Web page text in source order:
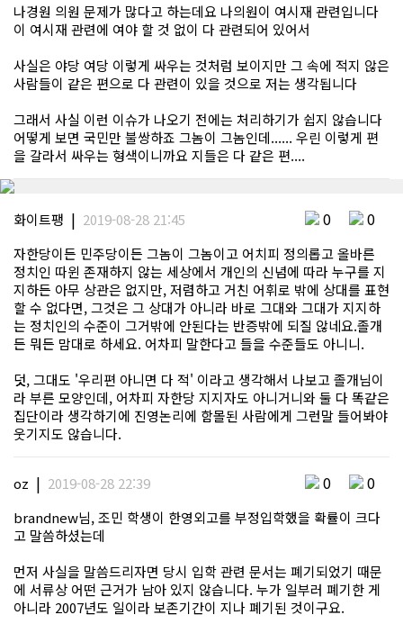
나경원 의원 문제가 많다고 하는데요 나의원이 여시재 관련입니다
이 여시재 관련에 여야 할 것 없이 다 관련되어 있어서
사실은 야당 여당 이렇게 싸우는 것처럼 보이지만 그 속에 적지 않은
사람들이 같은 편으로 다 관련이 있을 것으로 저는 생각됩니다
그래서 사실 이런 이슈가 나오기 전에는 처리하기가 쉽지 않습니다
어떻게 보면 국민만 불쌍하죠 그놈이 그놈인데...... 우린 이렇게 편
을 갈라서 싸우는 형색이니까요 지들은 다 같은 편....
화이트팽 | 2019-08-28 21:45 0 0
자한당이든 민주당이든 그놈이 그놈이고 어치피 정의롭고 올바른
정치인 따윈 존재하지 않는 세상에서 개인의 신념에 따라 누구를 지
지하든 아무 상관은 없지만, 저렴하고 거친 어휘로 밖에 상대를 표현
할 수 없다면, 그것은 그 상대가 아니라 바로 그대와 그대가 지지하
는 정치인의 수준이 그거밖에 안된다는 반증밖에 되질 않네요.졸개
든 뭐든 맘대로 하세요. 어차피 말한다고 들을 수준들도 아니니.
덧, 그대도 '우리편 아니면 다 적' 이라고 생각해서 나보고 졸개님이
라 부른 모양인데, 어차피 자한당 지지자도 아니거니와 둘 다 똑같은
집단이라 생각하기에 진영논리에 함몰된 사람에게 그런말 들어봐야
웃기지도 않습니다.
oz | 2019-08-28 22:39 0 0
brandnew님, 조민 학생이 한영외고를 부정입학했을 확률이 크다
고 말씀하셨는데
먼저 사실을 말씀드리자면 당시 입학 관련 문서는 폐기되었기 때문
에 서류상 어떤 근거가 남아 있지 않습니다. 누가 일부러 폐기한 게
아니라 2007년도 일이라 보존기간이 지나 폐기된 것이구요.